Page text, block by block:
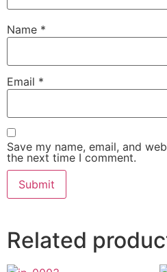
Name *
Email *
Save my name, email, and
the next time I comment.
Related